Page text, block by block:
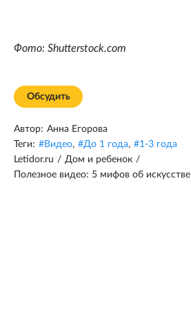
Фото: Shutterstock.com
Обсудить
Автор: Анна Егорова
Теги: #Видео, #До 1 года, #1-3 года
Letidor.ru / Дом и ребенок /
Полезное видео: 5 мифов об